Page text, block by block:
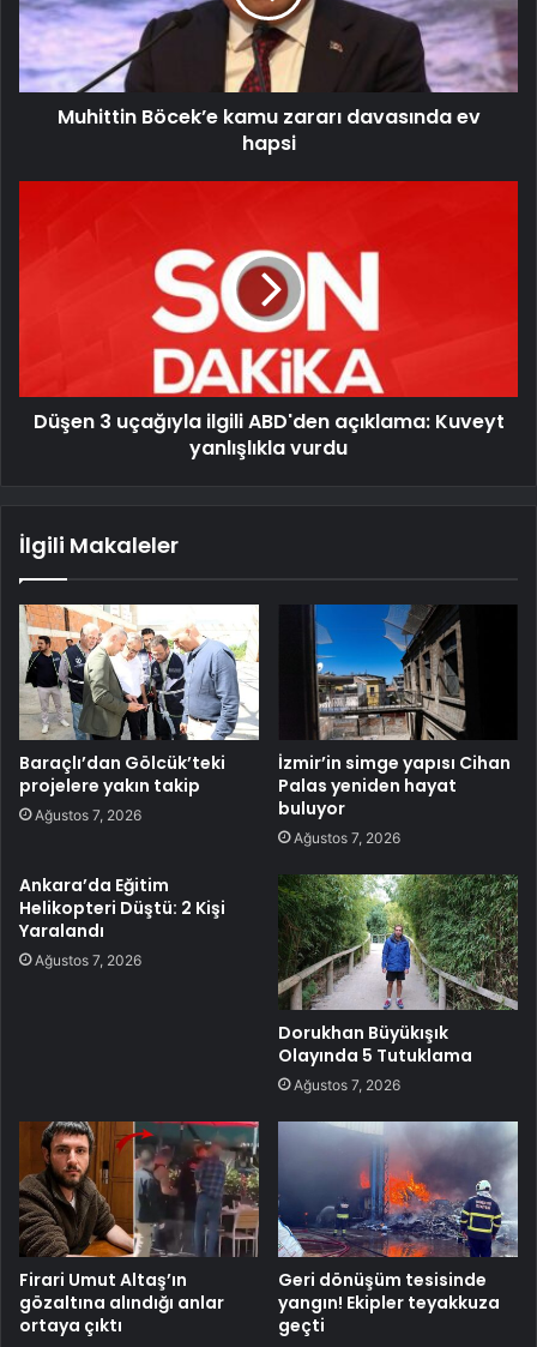
Muhittin Böcek’e kamu zararı davasında ev
hapsi
Düşen 3 uçağıyla ilgili ABD'den açıklama: Kuveyt
yanlışlıkla vurdu
İlgili Makaleler
Baraçlı’dan Gölcük’teki
projelere yakın takip
Ağustos 7, 2026
İzmir’in simge yapısı Cihan
Palas yeniden hayat
buluyor
Ağustos 7, 2026
Ankara’da Eğitim
Helikopteri Düştü: 2 Kişi
Yaralandı
Ağustos 7, 2026
Dorukhan Büyükışık
Olayında 5 Tutuklama
Ağustos 7, 2026
Firari Umut Altaş’ın
gözaltına alındığı anlar
ortaya çıktı
Geri dönüşüm tesisinde
yangın! Ekipler teyakkuza
geçti